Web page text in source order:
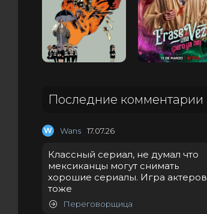
Последние комментарии
W Wans 17.07.26
Классный сериал, не думал что
мексиканцы могут снимать
хорошие сериалы. Игра актеров
тоже
Переговорщица